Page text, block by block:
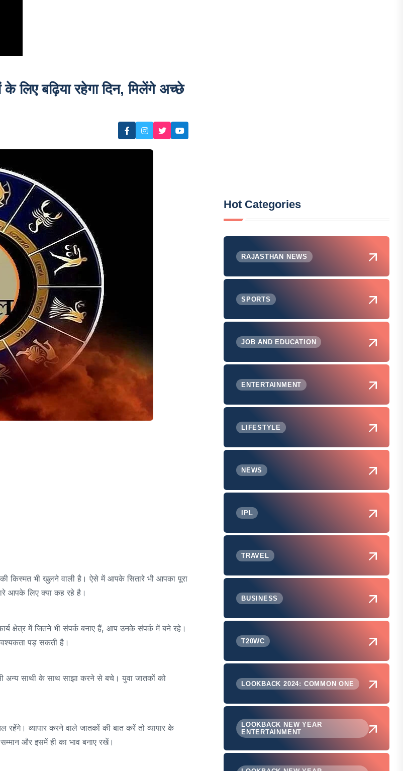
बढ़िया रहेगा दिन, मिलेंगे अच्छे
किस्मत भी खुलने वाली है। ऐसे में आपके सितारे भी आपका पूरा
आपके लिए क्या कह रहे है।
क्षेत्र में जितने भी संपर्क बनाए हैं, आप उनके संपर्क में बने रहे।
पड़ सकती है।
अन्य साथी के साथ साझा करने से बचे। युवा जातकों को
व्यापार करने वाले जातकों की बात करें तो व्यापार के
और इसमें ही का भाव बनाए रखें।
Hot Categories
RAJASTHAN NEWS
SPORTS
JOB AND EDUCATION
ENTERTAINMENT
LIFESTYLE
NEWS
IPL
TRAVEL
BUSINESS
T20WC
LOOKBACK 2024: COMMON ONE
LOOKBACK NEW YEAR
ENTERTAINMENT